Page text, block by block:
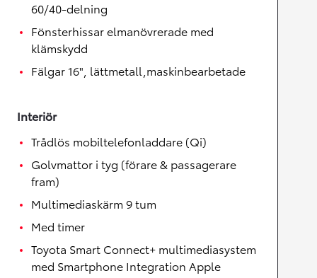
60/40-delning
Fönsterhissar elmanövrerade med
klämskydd
Fälgar 16", lättmetall,maskinbearbetade
Interiör
Trådlös mobiltelefonladdare (Qi)
Golvmattor i tyg (förare & passagerare
fram)
Multimediaskärm 9 tum
Med timer
Toyota Smart Connect+ multimediasystem
med Smartphone Integration Apple